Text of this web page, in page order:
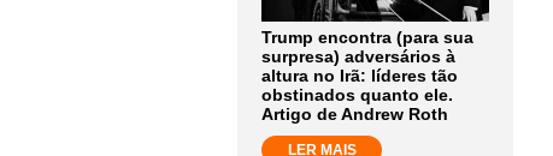
Trump encontra (para sua
surpresa) adversários à
altura no Irã: líderes tão
obstinados quanto ele.
Artigo de Andrew Roth
LER MAIS